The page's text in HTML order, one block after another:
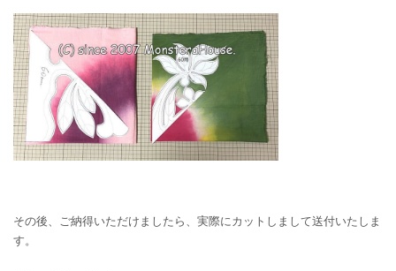
その後、ご納得いただけましたら、実際にカットしまして送付いたしま
す。